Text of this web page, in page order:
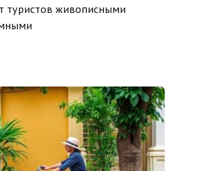
туристов живописными